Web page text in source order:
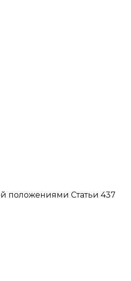
положениями Статьи 437